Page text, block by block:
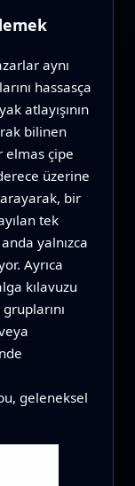
aynı
hassasça
atlayışının
bilinen
elmas çipe
üzerine
bir
tek
yalnızca
Ayrıca
kılavuzu
geleneksel